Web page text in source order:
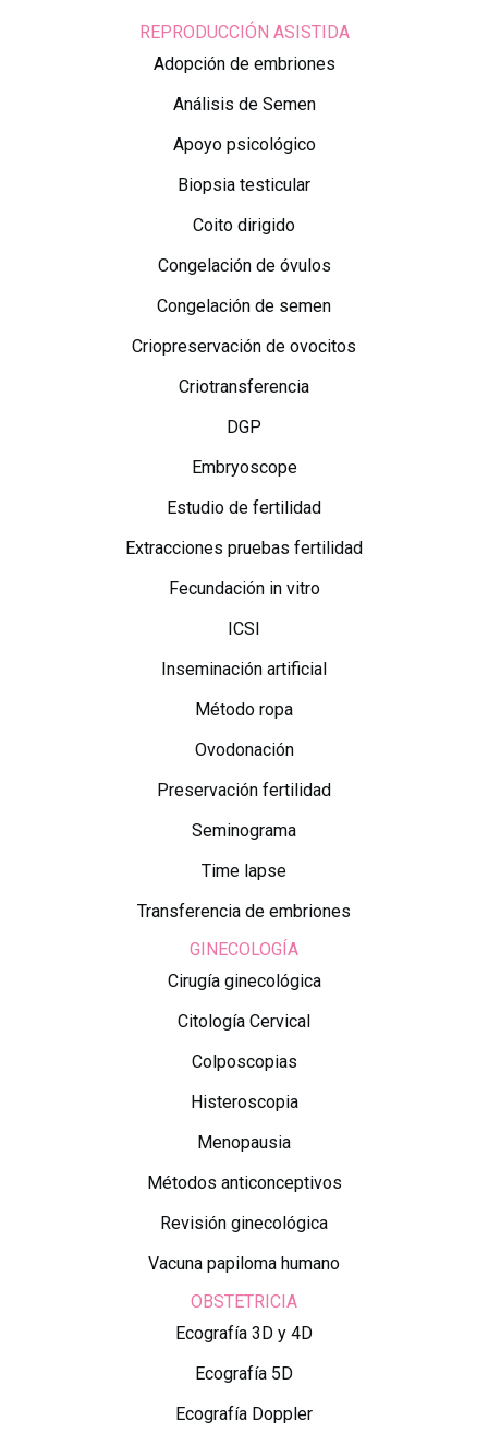
REPRODUCCIÓN ASISTIDA
Adopción de embriones
Análisis de Semen
Apoyo psicológico
Biopsia testicular
Coito dirigido
Congelación de óvulos
Congelación de semen
Criopreservación de ovocitos
Criotransferencia
DGP
Embryoscope
Estudio de fertilidad
Extracciones pruebas fertilidad
Fecundación in vitro
ICSI
Inseminación artificial
Método ropa
Ovodonación
Preservación fertilidad
Seminograma
Time lapse
Transferencia de embriones
GINECOLOGÍA
Cirugía ginecológica
Citología Cervical
Colposcopias
Histeroscopia
Menopausia
Métodos anticonceptivos
Revisión ginecológica
Vacuna papiloma humano
OBSTETRICIA
Ecografía 3D y 4D
Ecografía 5D
Ecografía Doppler